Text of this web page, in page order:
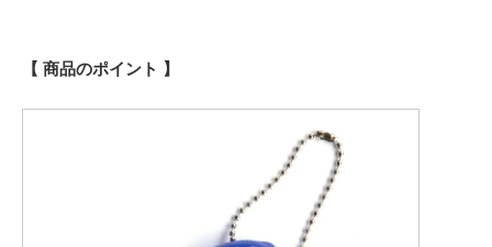
【 商品のポイント 】